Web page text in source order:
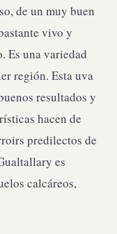
de un muy buen
vivo y
Es una variedad
región. Esta uva
resultados y
hacen de
predilectos de
es
calcáreos,